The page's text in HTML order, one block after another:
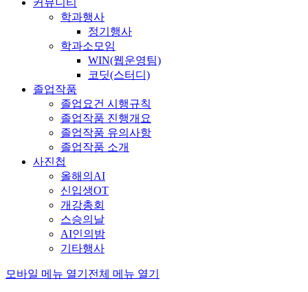
학과행사
정기행사
학과소모임
WIN(웹운영팀)
코딧(스터디)
졸업작품
졸업요건 시행규칙
졸업작품 진행개요
졸업작품 유의사항
졸업작품 소개
사진첩
올해의AI
신입생OT
개강총회
스승의날
AI인의밤
기타행사
모바일 메뉴 열기 전체 메뉴 열기